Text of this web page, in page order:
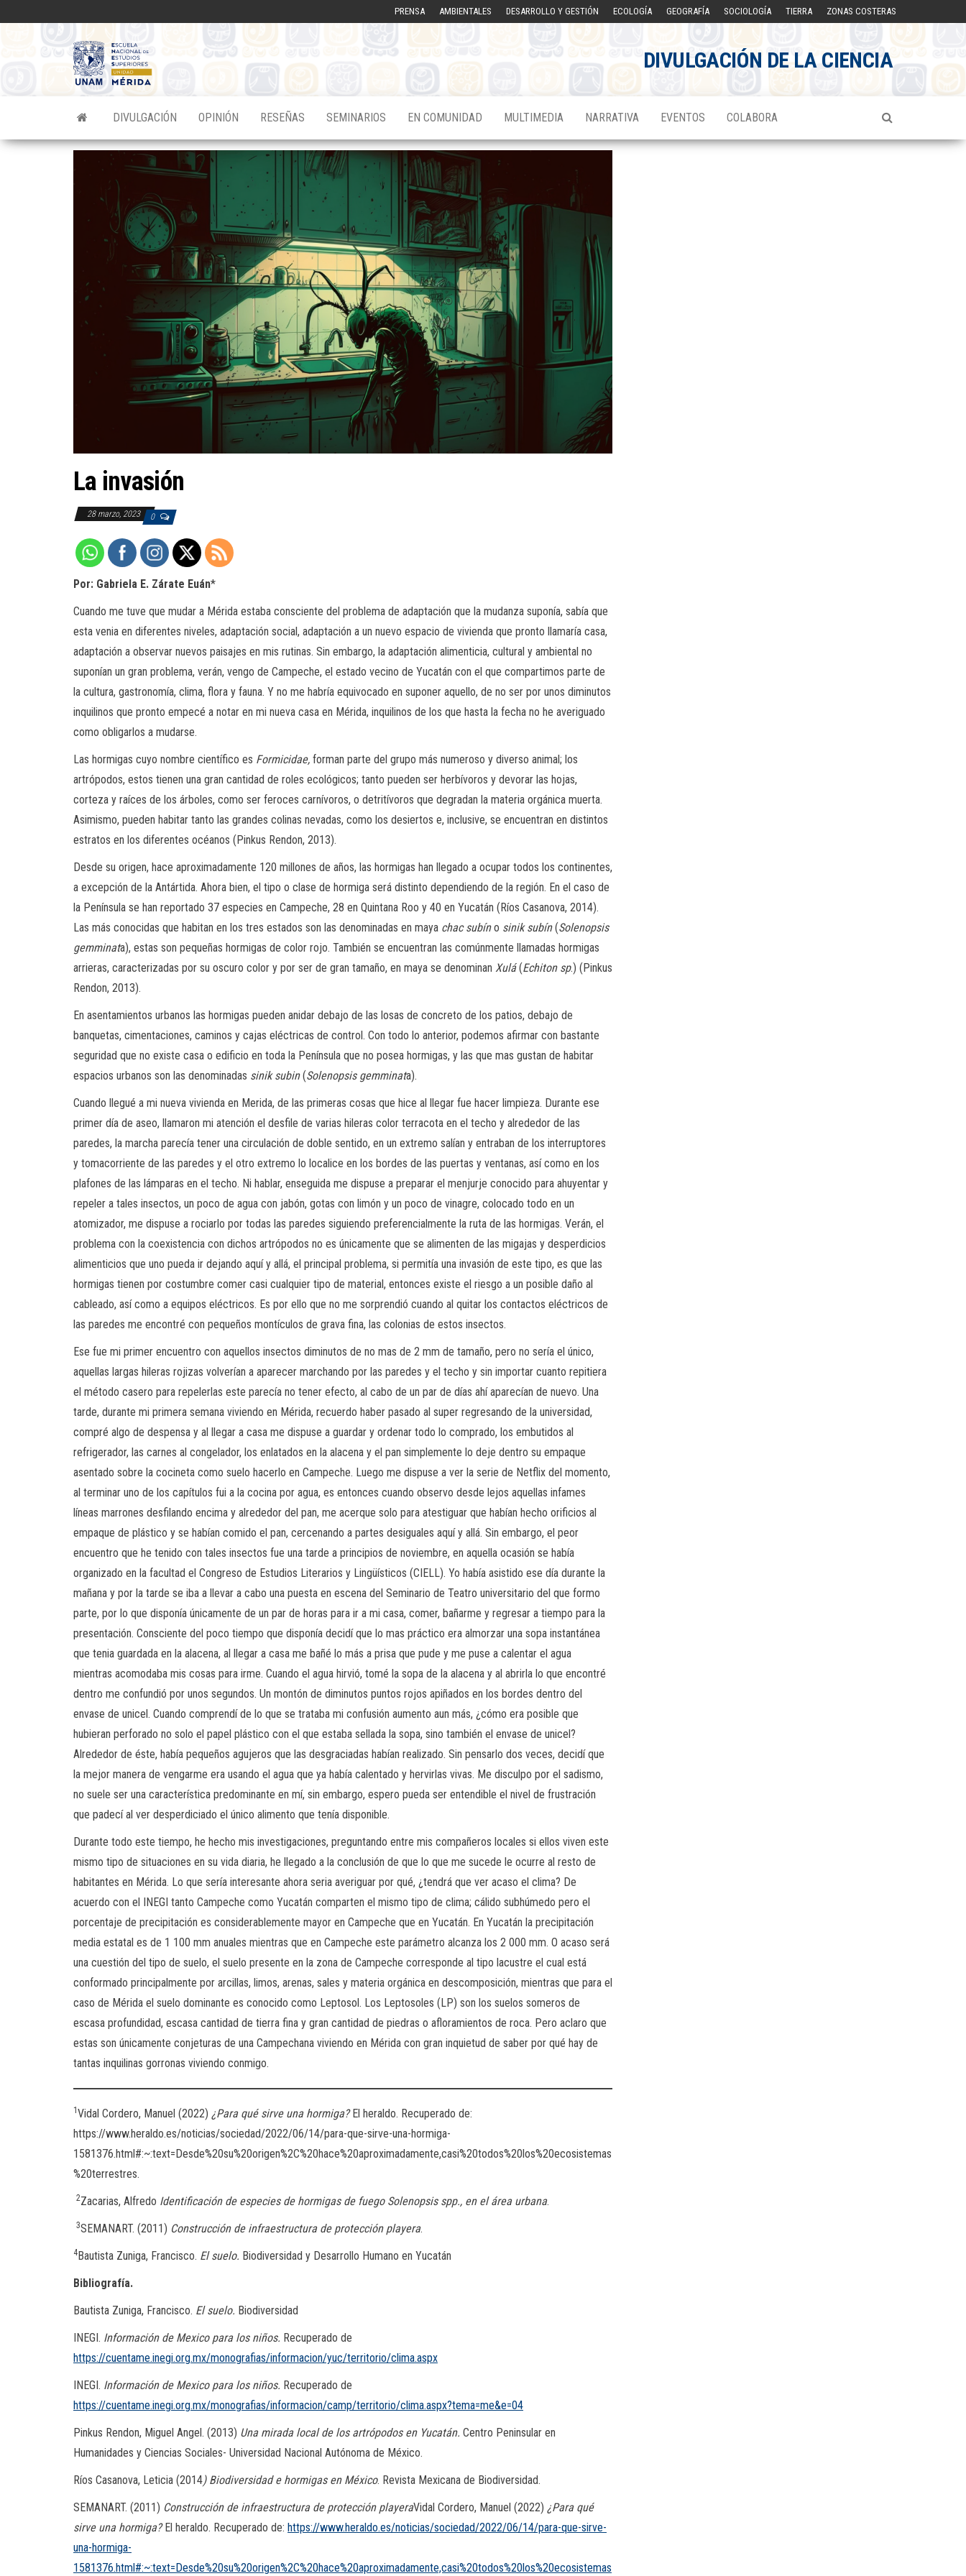
PRENSA AMBIENTALES DESARROLLO Y GESTIÓN ECOLOGÍA GEOGRAFÍA SOCIOLOGÍA TIERRA ZONAS COSTERAS
Mérida
DIVULGACIÓN DE LA CIENCIA
DIVULGACIÓN OPINIÓN RESEÑAS SEMINARIOS EN COMUNIDAD MULTIMEDIA NARRATIVA EVENTOS COLABORA
La invasión
28 marzo, 2023 0
Por: Gabriela E. Zárate Euán*
Cuando me tuve que mudar a Mérida estaba consciente del problema de adaptación que la mudanza suponía, sabía que
esta venia en diferentes niveles, adaptación social, adaptación a un nuevo espacio de vivienda que pronto llamaría casa,
adaptación a observar nuevos paisajes en mis rutinas. Sin embargo, la adaptación alimenticia, cultural y ambiental no
suponían un gran problema, verán, vengo de Campeche, el estado vecino de Yucatán con el que compartimos parte de
la cultura, gastronomía, clima, flora y fauna. Y no me habría equivocado en suponer aquello, de no ser por unos diminutos
inquilinos que pronto empecé a notar en mi nueva casa en Mérida, inquilinos de los que hasta la fecha no he averiguado
como obligarlos a mudarse.
Las hormigas cuyo nombre científico es Formicidae, forman parte del grupo más numeroso y diverso animal; los
artrópodos, estos tienen una gran cantidad de roles ecológicos; tanto pueden ser herbívoros y devorar las hojas,
corteza y raíces de los árboles, como ser feroces carnívoros, o detritívoros que degradan la materia orgánica muerta.
Asimismo, pueden habitar tanto las grandes colinas nevadas, como los desiertos e, inclusive, se encuentran en distintos
estratos en los diferentes océanos (Pinkus Rendon, 2013).
Desde su origen, hace aproximadamente 120 millones de años, las hormigas han llegado a ocupar todos los continentes,
a excepción de la Antártida. Ahora bien, el tipo o clase de hormiga será distinto dependiendo de la región. En el caso de
la Península se han reportado 37 especies en Campeche, 28 en Quintana Roo y 40 en Yucatán (Ríos Casanova, 2014).
Las más conocidas que habitan en los tres estados son las denominadas en maya chac subíno sinik subín(Solenopsis
gemminata), estas son pequeñas hormigas de color rojo. También se encuentran las comúnmente llamadas hormigas
arrieras, caracterizadas por su oscuro color y por ser de gran tamaño, en maya se denominan Xulá(Echiton sp.) (Pinkus
Rendon, 2013).
En asentamientos urbanos las hormigas pueden anidar debajo de las losas de concreto de los patios, debajo de
banquetas, cimentaciones, caminos y cajas eléctricas de control. Con todo lo anterior, podemos afirmar con bastante
seguridad que no existe casa o edificio en toda la Península que no posea hormigas, y las que mas gustan de habitar
espacios urbanos son las denominadas sinik subin(Solenopsis gemminata).
Cuando llegué a mi nueva vivienda en Merida, de las primeras cosas que hice al llegar fue hacer limpieza. Durante ese
primer día de aseo, llamaron mi atención el desfile de varias hileras color terracota en el techo y alrededor de las
paredes, la marcha parecía tener una circulación de doble sentido, en un extremo salían y entraban de los interruptores
y tomacorriente de las paredes y el otro extremo lo localice en los bordes de las puertas y ventanas, así como en los
plafones de las lámparas en el techo. Ni hablar, enseguida me dispuse a preparar el menjurje conocido para ahuyentar y
repeler a tales insectos, un poco de agua con jabón, gotas con limón y un poco de vinagre, colocado todo en un
atomizador, me dispuse a rociarlo por todas las paredes siguiendo preferencialmente la ruta de las hormigas. Verán, el
problema con la coexistencia con dichos artrópodos no es únicamente que se alimenten de las migajas y desperdicios
alimenticios que uno pueda ir dejando aquí y allá, el principal problema, si permitía una invasión de este tipo, es que las
hormigas tienen por costumbre comer casi cualquier tipo de material, entonces existe el riesgo a un posible daño al
cableado, así como a equipos eléctricos. Es por ello que no me sorprendió cuando al quitar los contactos eléctricos de
las paredes me encontré con pequeños montículos de grava fina, las colonias de estos insectos.
Ese fue mi primer encuentro con aquellos insectos diminutos de no mas de 2 mm de tamaño, pero no sería el único,
aquellas largas hileras rojizas volverían a aparecer marchando por las paredes y el techo y sin importar cuanto repitiera
el método casero para repelerlas este parecía no tener efecto, al cabo de un par de días ahí aparecían de nuevo. Una
tarde, durante mi primera semana viviendo en Mérida, recuerdo haber pasado al super regresando de la universidad,
compré algo de despensa y al llegar a casa me dispuse a guardar y ordenar todo lo comprado, los embutidos al
refrigerador, las carnes al congelador, los enlatados en la alacena y el pan simplemente lo deje dentro su empaque
asentado sobre la cocineta como suelo hacerlo en Campeche. Luego me dispuse a ver la serie de Netflix del momento,
al terminar uno de los capítulos fui a la cocina por agua, es entonces cuando observo desde lejos aquellas infames
líneas marrones desfilando encima y alrededor del pan, me acerque solo para atestiguar que habían hecho orificios al
empaque de plástico y se habían comido el pan, cercenando a partes desiguales aquí y allá. Sin embargo, el peor
encuentro que he tenido con tales insectos fue una tarde a principios de noviembre, en aquella ocasión se había
organizado en la facultad el Congreso de Estudios Literarios y Lingüísticos (CIELL). Yo había asistido ese día durante la
mañana y por la tarde se iba a llevar a cabo una puesta en escena del Seminario de Teatro universitario del que formo
parte, por lo que disponía únicamente de un par de horas para ir a mi casa, comer, bañarme y regresar a tiempo para la
presentación. Consciente del poco tiempo que disponía decidí que lo mas práctico era almorzar una sopa instantánea
que tenia guardada en la alacena, al llegar a casa me bañé lo más a prisa que pude y me puse a calentar el agua
mientras acomodaba mis cosas para irme. Cuando el agua hirvió, tomé la sopa de la alacena y al abrirla lo que encontré
dentro me confundió por unos segundos. Un montón de diminutos puntos rojos apiñados en los bordes dentro del
envase de unicel. Cuando comprendí de lo que se trataba mi confusión aumento aun más, ¿cómo era posible que
hubieran perforado no solo el papel plástico con el que estaba sellada la sopa, sino también el envase de unicel?
Alrededor de éste, había pequeños agujeros que las desgraciadas habían realizado. Sin pensarlo dos veces, decidí que
la mejor manera de vengarme era usando el agua que ya había calentado y hervirlas vivas. Me disculpo por el sadismo,
no suele ser una característica predominante en mí, sin embargo, espero pueda ser entendible el nivel de frustración
que padecí al ver desperdiciado el único alimento que tenía disponible.
Durante todo este tiempo, he hecho mis investigaciones, preguntando entre mis compañeros locales si ellos viven este
mismo tipo de situaciones en su vida diaria, he llegado a la conclusión de que lo que me sucede le ocurre al resto de
habitantes en Mérida. Lo que sería interesante ahora seria averiguar por qué, ¿tendrá que ver acaso el clima? De
acuerdo con el INEGI tanto Campeche como Yucatán comparten el mismo tipo de clima; cálido subhúmedo pero el
porcentaje de precipitación es considerablemente mayor en Campeche que en Yucatán. En Yucatán la precipitación
media estatal es de 1 100 mm anuales mientras que en Campeche este parámetro alcanza los 2 000 mm. O acaso será
una cuestión del tipo de suelo, el suelo presente en la zona de Campeche corresponde al tipo lacustre el cual está
conformado principalmente por arcillas, limos, arenas, sales y materia orgánica en descomposición, mientras que para el
caso de Mérida el suelo dominante es conocido como Leptosol. Los Leptosoles (LP) son los suelos someros de
escasa profundidad, escasa cantidad de tierra fina y gran cantidad de piedras o afloramientos de roca. Pero aclaro que
estas son únicamente conjeturas de una Campechana viviendo en Mérida con gran inquietud de saber por qué hay de
tantas inquilinas gorronas viviendo conmigo.
1Vidal Cordero, Manuel (2022) ¿Para qué sirve una hormiga?El heraldo. Recuperado de:
https://www.heraldo.es/noticias/sociedad/2022/06/14/para-que-sirve-una-hormiga-
1581376.html#:~:text=Desde%20su%20origen%2C%20hace%20aproximadamente,casi%20todos%20los%20ecosistemas
%20terrestres.
2Zacarias, Alfredo Identificación de especies de hormigas de fuego Solenopsis spp., en el área urbana.
3SEMANART. (2011) Construcción de infraestructura de protección playera.
4Bautista Zuniga, Francisco. El suelo. Biodiversidad y Desarrollo Humano en Yucatán
Bibliografía.
Bautista Zuniga, Francisco. El suelo. Biodiversidad
INEGI. Información de Mexico para los niños. Recuperado de
https://cuentame.inegi.org.mx/monografias/informacion/yuc/territorio/clima.aspx
INEGI. Información de Mexico para los niños. Recuperado de
https://cuentame.inegi.org.mx/monografias/informacion/camp/territorio/clima.aspx?tema=me&e=04
Pinkus Rendon, Miguel Angel. (2013) Una mirada local de los artrópodos en Yucatán. Centro Peninsular en
Humanidades y Ciencias Sociales- Universidad Nacional Autónoma de México.
Ríos Casanova, Leticia (2014) Biodiversidad e hormigas en México. Revista Mexicana de Biodiversidad.
SEMANART. (2011) Construcción de infraestructura de protección playeraVidal Cordero, Manuel (2022) ¿Para qué
sirve una hormiga?El heraldo. Recuperado de: https://www.heraldo.es/noticias/sociedad/2022/06/14/para-que-sirve-
una-hormiga-
1581376.html#:~:text=Desde%20su%20origen%2C%20hace%20aproximadamente,casi%20todos%20los%20ecosistemas